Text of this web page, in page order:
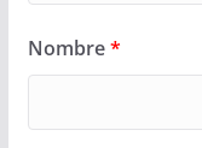
Nombre*